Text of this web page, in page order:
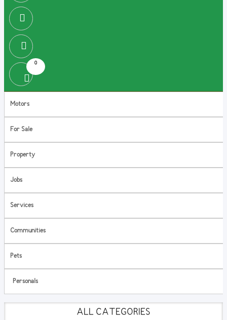
0
Motors
For Sale
Property
Jobs
Services
Communities
Pets
Personals
ALL CATEGORIES